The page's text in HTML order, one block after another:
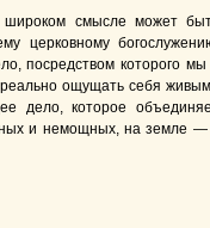
широком смысле может
церковному
посредством которого мы
ощущать себя
дело, которое
и немощных, на земле —